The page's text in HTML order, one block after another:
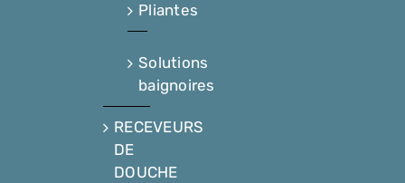
Pliantes
Solutions
baignoires
RECEVEURS
DE
DOUCHE